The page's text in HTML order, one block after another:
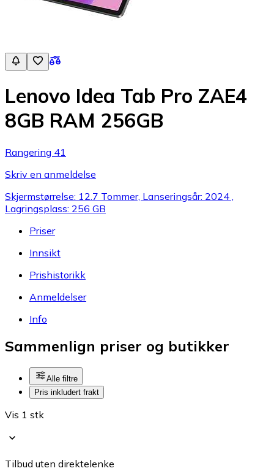
Lenovo Idea Tab Pro ZAE4
8GB RAM 256GB
Rangering 41
Skriv en anmeldelse
Skjermstørrelse: 12.7 Tommer, Lanseringsår: 2024 ,
Lagringsplass: 256 GB
Priser
Innsikt
Prishistorikk
Anmeldelser
Info
Sammenlign priser og butikker
Alle filtre
Pris inkludert frakt
Vis 1 stk
Tilbud uten direktelenke